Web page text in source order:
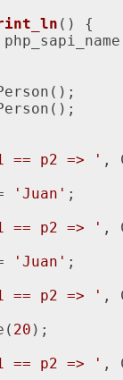
( ) {
== p2 => ' ,
'Juan' ;
== p2 => ' ,
'Juan' ;
== p2 => ' ,
20 );
== p2 => ' ,